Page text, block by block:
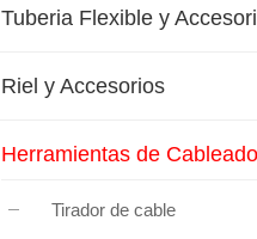
Tuberia Flexible y
Riel y Accesorios
Herramientas de Cableado
Tirador de cable